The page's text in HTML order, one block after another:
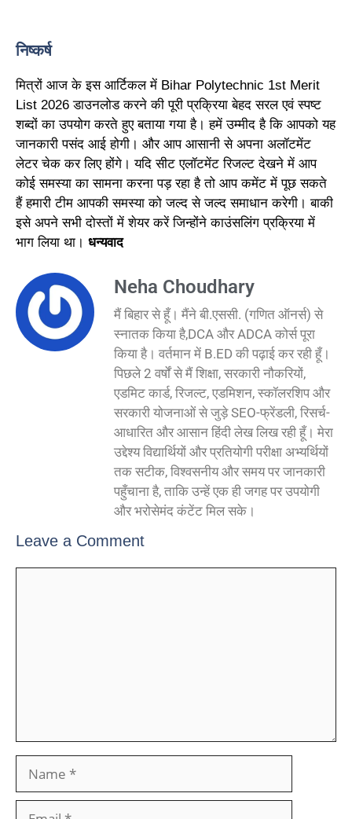
निष्कर्ष
मित्रों आज के इस आर्टिकल में Bihar Polytechnic 1st Merit
List 2026 डाउनलोड करने की पूरी प्रक्रिया बेहद सरल एवं स्पष्ट
शब्दों का उपयोग करते हुए बताया गया है। हमें उम्मीद है कि आपको यह
जानकारी पसंद आई होगी। और आप आसानी से अपना अलॉटमेंट
लेटर चेक कर लिए होंगे। यदि सीट एलॉटमेंट रिजल्ट देखने में आप
कोई समस्या का सामना करना पड़ रहा है तो आप कमेंट में पूछ सकते
हैं हमारी टीम आपकी समस्या को जल्द से जल्द समाधान करेगी। बाकी
इसे अपने सभी दोस्तों में शेयर करें जिन्होंने काउंसलिंग प्रक्रिया में
भाग लिया था। धन्यवाद
Neha Choudhary
मैं बिहार से हूँ। मैंने बी.एससी. (गणित ऑनर्स) से
स्नातक किया है,DCA और ADCA कोर्स पूरा
किया है। वर्तमान में B.ED की पढ़ाई कर रही हूँ।
पिछले 2 वर्षों से मैं शिक्षा, सरकारी नौकरियों,
एडमिट कार्ड, रिजल्ट, एडमिशन, स्कॉलरशिप और
सरकारी योजनाओं से जुड़े SEO-फ्रेंडली, रिसर्च-
आधारित और आसान हिंदी लेख लिख रही हूँ। मेरा
उद्देश्य विद्यार्थियों और प्रतियोगी परीक्षा अभ्यर्थियों
तक सटीक, विश्वसनीय और समय पर जानकारी
पहुँचाना है, ताकि उन्हें एक ही जगह पर उपयोगी
और भरोसेमंद कंटेंट मिल सके।
Leave a Comment